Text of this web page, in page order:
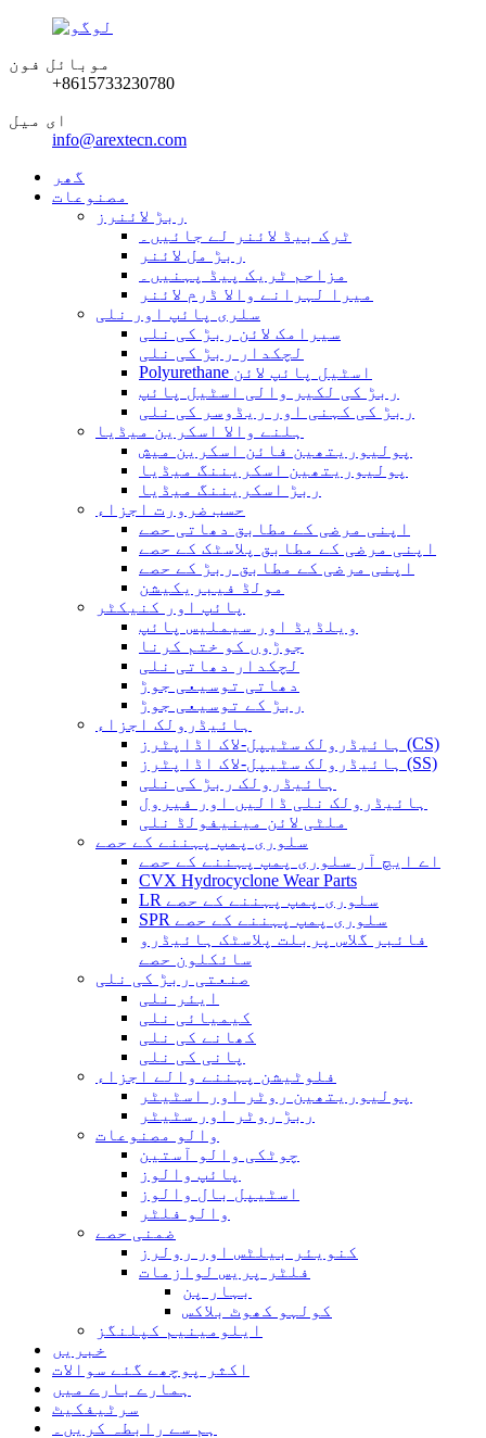
موبائل فون
+8615733230780
ای میل
info@arextecn.com
گھر
مصنوعات
ربڑ لائنرز
ٹرک بیڈ لائنر لے جائیں۔
ربڑ مل لائنر
مزاحم ٹریک پیڈ پہنیں۔
میرا لہرانے والا ڈرم لائنر
سلری پائپ اور نلی
سیرامک ​​لائن ربڑ کی نلی
لچکدار ربڑ کی نلی
Polyurethane اسٹیل پائپ لائن
ربڑ کی لکیر والی اسٹیل پائپ
ربڑ کی کہنی اور ریڈوسر کی نلی
ہلنے والا اسکرین میڈیا
پولیوریتھین فائن اسکرین میش
پولیوریتھین اسکریننگ میڈیا
ربڑ اسکریننگ میڈیا
حسب ضرورت اجزاء
اپنی مرضی کے مطابق دھاتی حصے
اپنی مرضی کے مطابق پلاسٹک کے حصے
اپنی مرضی کے مطابق ربڑ کے حصے
مولڈ فیبریکیشن
پائپ اور کنیکٹر
ویلڈیڈ اور سیملیس پائپ
جوڑوں کو ختم کرنا
لچکدار دھاتی نلی
دھاتی توسیعی جوڑ
ربڑ کے توسیعی جوڑ
ہائیڈرولک اجزاء
ہائیڈرولک سٹیپل-لاک اڈاپٹرز (CS)
ہائیڈرولک سٹیپل-لاک اڈاپٹرز (SS)
ہائیڈرولک ربڑ کی نلی
ہائیڈرولک نلی ڈالیں اور فیرول
ملٹی لائن مینیفولڈ نلی
سلوری پمپ پہننے کے حصے
اے ایچ آر سلوری پمپ پہننے کے حصے
CVX Hydrocyclone Wear Parts
LR سلوری پمپ پہننے کے حصے
SPR سلوری پمپ پہننے کے حصے
فائبر گلاس پربلت پلاسٹک ہائیڈرو
سائکلون حصے
صنعتی ربڑ کی نلی
ایئر نلی
کیمیائی نلی
کھانے کی نلی
پانی کی نلی
فلوٹیشن پہننے والے اجزاء
پولیوریتھین روٹر اور اسٹیٹر
ربڑ روٹر اور سٹیٹر
والو مصنوعات
چوٹکی والو آستین
پائپ والوز
اسٹیپل بال والوز
والو فلٹر
ضمنی حصے
کنویئر بیلٹس اور رولرز
فلٹر پریس لوازمات
بہار پن
کولہو کھوٹ بلاکس
ایلومینیم کپلنگز
خبریں
اکثر پوچھے گئے سوالات
ہمارے بارے میں
سرٹیفکیٹ
ہم سے رابطہ کریں۔